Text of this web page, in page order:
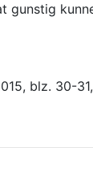
gunstig
blz. 30-